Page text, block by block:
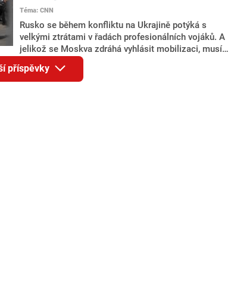
Téma: CNN
Rusko se během konfliktu na Ukrajině potýká s
velkými ztrátami v řadách profesionálních vojáků. A
jelikož se Moskva zdráhá vyhlásit mobilizaci, musí
hledat nové brance i na poněkud nezvyklém místě – ve
vězení. Režim prezidenta Vladimira Putina podle
americké CNN nabízí zločincům za půlroční službu v
příspěvky